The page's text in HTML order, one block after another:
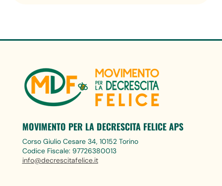
MOVIMENTO PER LA DECRESCITA FELICE APS
Corso Giulio Cesare 34, 10152 Torino
Codice Fiscale: 97726380013
info@decrescitafelice.it